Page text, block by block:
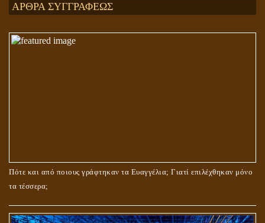
ΑΡΘΡΑ ΣΥΓΓΡΑΦΕΩΣ
Πότε και από ποιους γράφτηκαν τα Ευαγγέλια; Γιατί επιλέχθηκαν μόνο
τα τέσσερα;
ΤΟ ΣΗΜΕΙΟ ΤΟΥ ΣΤΑΥΡΟΥ